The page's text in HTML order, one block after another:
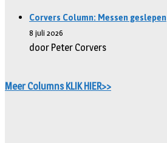
Corvers Column: Messen geslepen
8 juli 2026
door Peter Corvers
Meer Columns KLIK HIER>>